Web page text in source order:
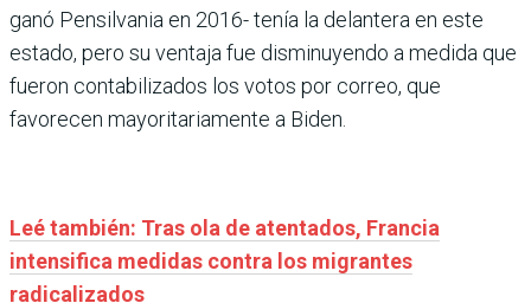
ganó Pensilvania en 2016- tenía la delantera en este
estado, pero su ventaja fue disminuyendo a medida que
fueron contabilizados los votos por correo, que
favorecen mayoritariamente a Biden.
Leé también: Tras ola de atentados, Francia
intensifica medidas contra los migrantes
radicalizados